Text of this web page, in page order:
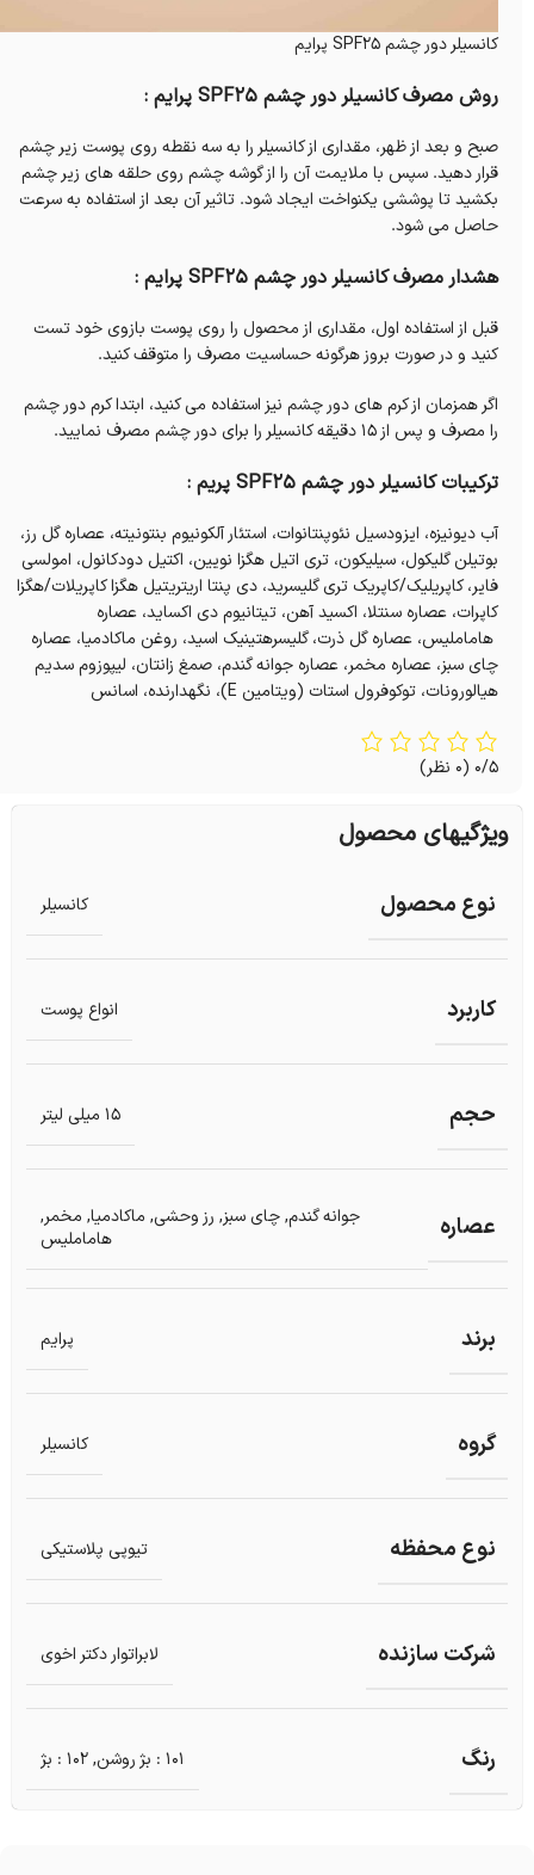
کانسیلر دور چشم SPF25 پرایم
روش مصرف کانسیلر دور چشم SPF25 پرایم :
صبح و بعد از ظهر، مقداری از کانسیلر را به سه نقطه روی پوست زیر چشم
قرار دهید. سپس با ملایمت آن را از گوشه چشم روی حلقه های زیر چشم
بکشید تا پوششی یکنواخت ایجاد شود. تاثیر آن بعد از استفاده به سرعت
حاصل می شود.
هشدار مصرف کانسیلر دور چشم SPF25 پرایم :
قبل از استفاده اول، مقداری از محصول را روی پوست بازوی خود تست
کنید و در صورت بروز هرگونه حساسیت مصرف را متوقف کنید.
اگر همزمان از کرم های دور چشم نیز استفاده می کنید، ابتدا کرم دور چشم
را مصرف و پس از 15 دقیقه کانسیلر را برای دور چشم مصرف نمایید.
ترکیبات کانسیلر دور چشم SPF25 پریم :
آب دیونیزه، ایزودسیل نئوپنتانوات، استئار آلکونیوم بنتونیته، عصاره گل رز،
بوتیلن گلیکول، سیلیکون، تری اتیل هگزا نویین، اکتیل دودکانول، امولسی
فایر، کاپریلیک/کاپریک تری گلیسرید، دی پنتا اریتریتیل هگزا کاپریلات/هگزا
کاپرات، عصاره سنتلا، اکسید آهن، تیتانیوم دی اکساید، عصاره
هاماملیس، عصاره گل ذرت، گلیسرهتینیک اسید، روغن ماکادمیا، عصاره
چای سبز، عصاره مخمر، عصاره جوانه گندم، صمغ زانتان، لیپوزوم سدیم
هیالورونات، توکوفرول استات (ویتامین E)، نگهدارنده، اسانس
0/5 (0 نظر)
ویژگیهای محصول
نوع محصول کانسیلر
کاربرد انواع پوست
حجم 15 میلی لیتر
عصاره جوانه گندم,چای سبز, رز وحشی, ماکادمیا, مخمر,
هاماملیس
برند پرایم
گروه کانسیلر
نوع محفظه تیوپی پلاستیکی
شرکت سازنده لابراتوار دکتر اخوی
رنگ 101 : بژ روشن ,102 : بژ